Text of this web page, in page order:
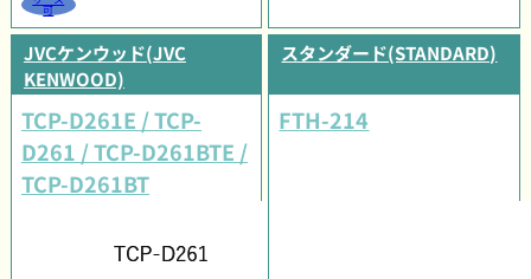
可
JVCケンウッド(JVC
KENWOOD)
TCP-D261E / TCP-
D261 / TCP-D261BTE /
TCP-D261BT
スタンダード(STANDARD)
FTH-214